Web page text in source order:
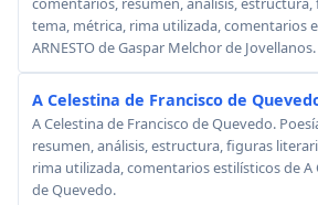
tema, métrica, rima utilizada, comentarios
ARNESTO de Gaspar Melchor de Jovellanos.
A Celestina de Francisco de
A Celestina de Francisco de Quevedo.
resumen, análisis, estructura, figuras
rima utilizada, comentarios estilísticos de A
de Quevedo.